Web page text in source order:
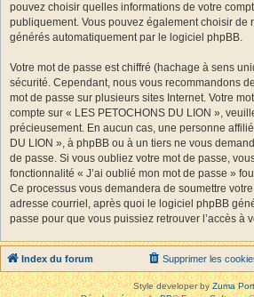
pouvez choisir quelles informations de votre
publiquement. Vous pouvez également choisir de
générés automatiquement par le logiciel phpBB.
Votre mot de passe est chiffré (hachage à sens
sécurité. Cependant, nous vous recommandons
mot de passe sur plusieurs sites Internet. Votre
compte sur « LES PETOCHONS DU LION »,
précieusement. En aucun cas, une personne
DU LION », à phpBB ou à un tiers ne vous
de passe. Si vous oubliez votre mot de passe,
fonctionnalité « J’ai oublié mon mot de passe »
Ce processus vous demandera de soumettre
adresse courriel, après quoi le logiciel phpBB
passe pour que vous puissiez retrouver l’accès à
Index du forum Supprimer les
Style developer byZuma